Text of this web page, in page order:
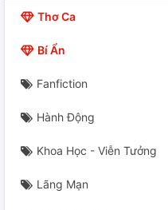
Thơ Ca
Bí Ẩn
Fanfiction
Hành Động
Khoa Học - Viễn Tưởng
Lãng Mạn